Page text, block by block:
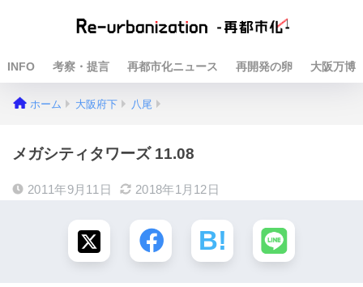
INFO 考察・提言 再都市化ニュース 再開発の卵 大阪万博
ホーム 大阪府下 八尾
メガシティタワーズ 11.08
2011年9月11日 2018年1月12日